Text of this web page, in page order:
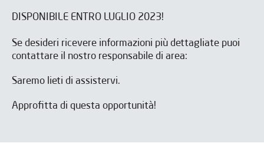
DISPONIBILE ENTRO LUGLIO 2023!
Se desideri ricevere informazioni più dettagliate puoi
contattare il nostro responsabile di area:
Saremo lieti di assistervi.
Approfitta di questa opportunità!